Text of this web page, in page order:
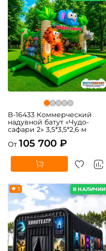
B-16433 Коммерческий
надувной батут «Чудо-
сафари 2» 3,5*3,5*2,6 м
От 105 700 ₽
В НАЛИЧИИ
5